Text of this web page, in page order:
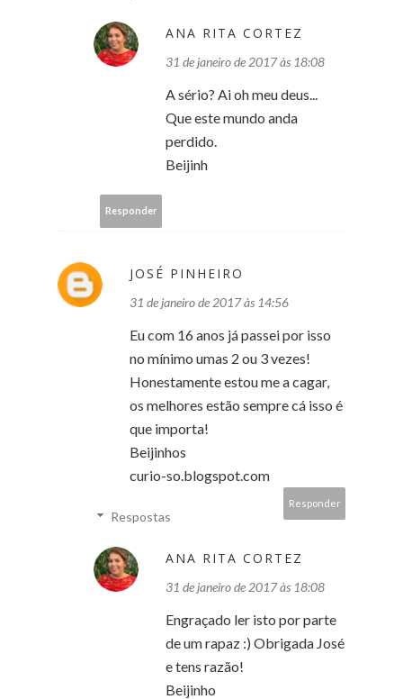
ANA RITA CORTEZ
31 de janeiro de 2017 às 18:08
A sério? Ai oh meu deus...
Que este mundo anda
perdido.
Beijinh
Responder
JOSÉ PINHEIRO
31 de janeiro de 2017 às 14:56
Eu com 16 anos já passei por isso
no mínimo umas 2 ou 3 vezes!
Honestamente estou me a cagar,
os melhores estão sempre cá isso é
que importa!
Beijinhos
curio-so.blogspot.com
Responder
Respostas
ANA RITA CORTEZ
31 de janeiro de 2017 às 18:08
Engraçado ler isto por parte
de um rapaz :) Obrigada José
e tens razão!
Beijinho